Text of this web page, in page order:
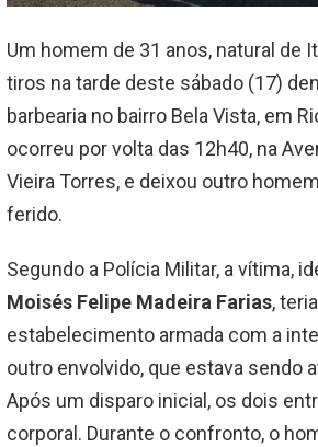
Um homem de 31 anos, natural de
tiros na tarde deste sábado (17)
barbearia no bairro Bela Vista, em
ocorreu por volta das 12h40, na
Vieira Torres, e deixou outro
ferido.
Segundo a Polícia Militar, a vítima,
Moisés Felipe Madeira Farias,
estabelecimento armada com a
outro envolvido, que estava sendo
Após um disparo inicial, os dois
corporal. Durante o confronto, o